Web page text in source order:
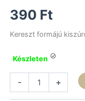
390 Ft
Kereszt formájú
Készleten
- +